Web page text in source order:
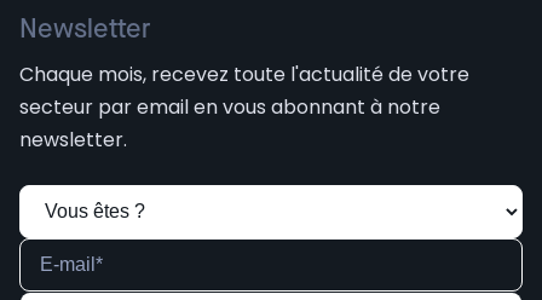
Newsletter
Chaque mois, recevez toute l'actualité de votre
secteur par email en vous abonnant à notre
newsletter.